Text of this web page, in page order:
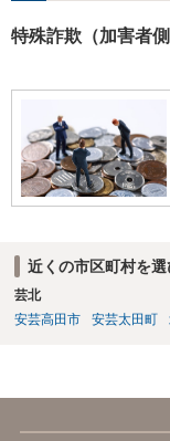
特殊詐欺（加害者
近くの市区町村を
芸北
安芸高田市
安芸太田町